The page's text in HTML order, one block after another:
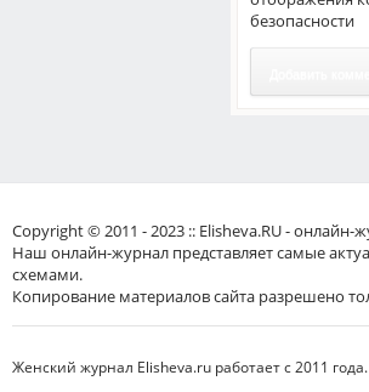
Copyright © 2011 - 2023 :: Elisheva.RU -
Наш онлайн-журнал представляет самые
схемами.
Копирование материалов сайта разрешено
Женский журнал Elisheva.ru работает с 2011